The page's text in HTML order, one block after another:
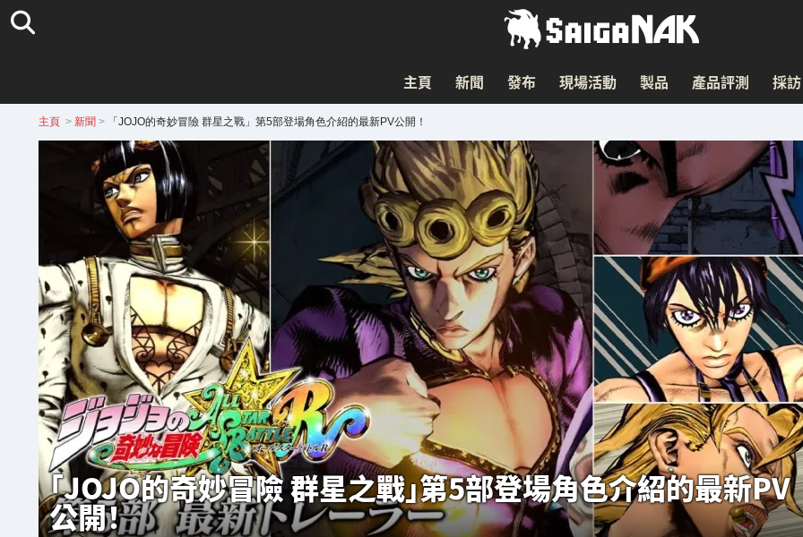
主頁 新聞 發布 現場活動 製品 產品評測 採訪
主頁 > 新聞 > 「JOJO的奇妙冒險 群星之戰」第5部登場角色介紹的最新PV公開！
「JOJO的奇妙冒險 群星之戰」第5部登場角色介紹的最新PV
公開！